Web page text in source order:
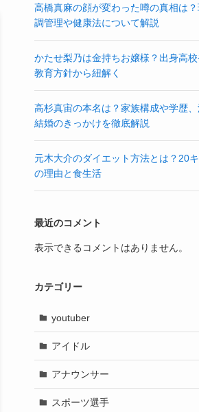
高橋真麻の顔が変わった噂の真相は
調管理や健康法について解説
かたせ梨乃は金持ちお嬢様？出身高
教育方針から紐解く
高杉真宙の本名は？家族構成や学歴
結婚のきっかけを徹底解説
元木大介のダイエット方法とは？20
の理由と食生活
最近のコメント
表示できるコメントはありません。
カテゴリー
youtuber
アイドル
アナウンサー
スポーツ選手